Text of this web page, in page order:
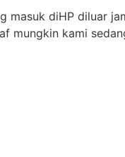
masuk diHP diluar
mungkin kami